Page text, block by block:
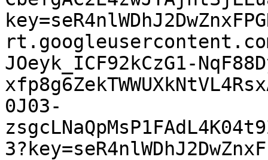
rt.googleusercontent.com/
JOeyk_ICF92kCzG1-
0J03-